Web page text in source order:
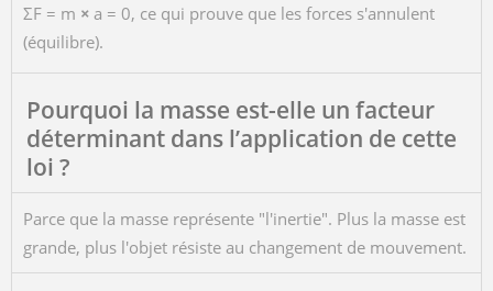
ΣF = m × a = 0, ce qui prouve que les forces s'annulent
(équilibre).
Pourquoi la masse est-elle un facteur
déterminant dans l’application de cette
loi ?
Parce que la masse représente "l'inertie". Plus la masse est
grande, plus l'objet résiste au changement de mouvement.